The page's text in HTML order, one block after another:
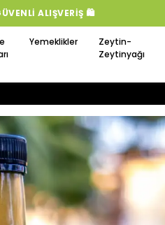
ALIŞVERIŞ 🛍️
Yemeklikler
Zeytin-
Zeytinyağı